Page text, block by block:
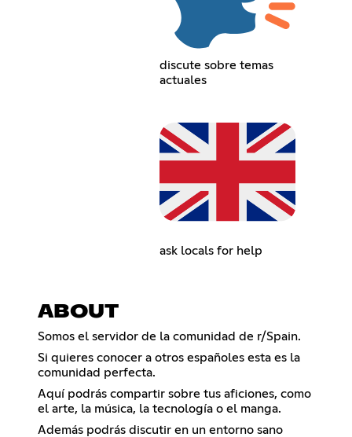
discute sobre temas
actuales
ask locals for help
ABOUT
Somos el servidor de la comunidad de r/Spain.
Si quieres conocer a otros españoles esta es la
comunidad perfecta.
Aquí podrás compartir sobre tus aficiones, como
el arte, la música, la tecnología o el manga.
Además podrás discutir en un entorno sano